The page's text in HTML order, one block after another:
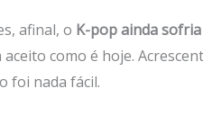
afinal, o K-pop ainda
como é hoje.
foi nada fácil.